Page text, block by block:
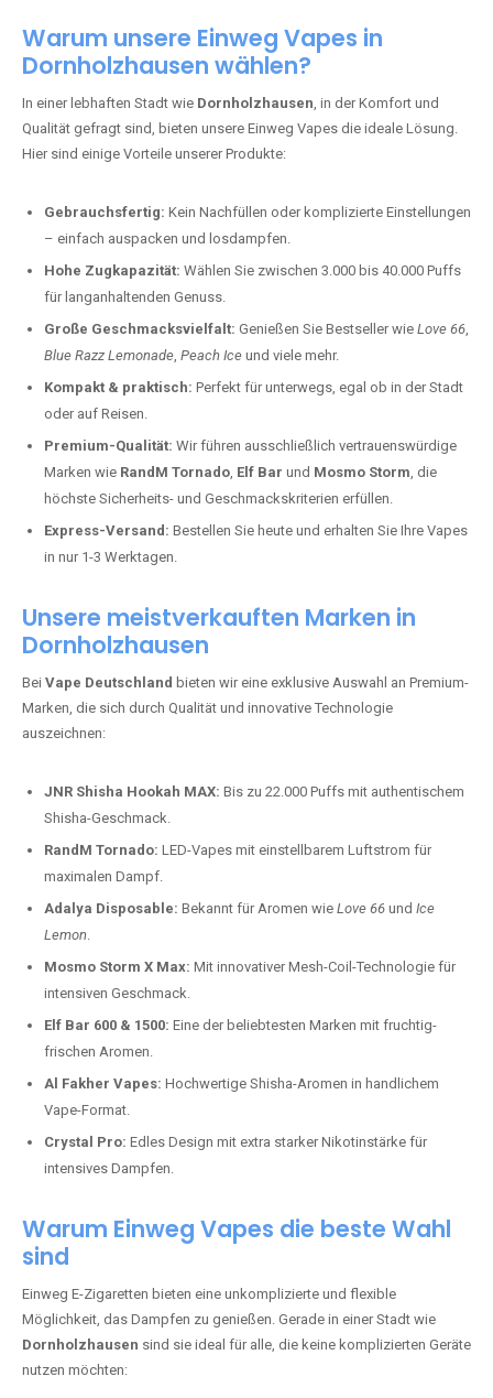
Warum unsere Einweg Vapes in
Dornholzhausen wählen?
In einer lebhaften Stadt wie Dornholzhausen, in der Komfort und
Qualität gefragt sind, bieten unsere Einweg Vapes die ideale Lösung.
Hier sind einige Vorteile unserer Produkte:
Gebrauchsfertig: Kein Nachfüllen oder komplizierte Einstellungen
– einfach auspacken und losdampfen.
Hohe Zugkapazität: Wählen Sie zwischen 3.000 bis 40.000 Puffs
für langanhaltenden Genuss.
Große Geschmacksvielfalt: Genießen Sie Bestseller wie Love 66,
Blue Razz Lemonade, Peach Ice und viele mehr.
Kompakt & praktisch: Perfekt für unterwegs, egal ob in der Stadt
oder auf Reisen.
Premium-Qualität: Wir führen ausschließlich vertrauenswürdige
Marken wie RandM Tornado, Elf Bar und Mosmo Storm, die
höchste Sicherheits- und Geschmackskriterien erfüllen.
Express-Versand: Bestellen Sie heute und erhalten Sie Ihre Vapes
in nur 1-3 Werktagen.
Unsere meistverkauften Marken in
Dornholzhausen
Bei Vape Deutschland bieten wir eine exklusive Auswahl an Premium-
Marken, die sich durch Qualität und innovative Technologie
auszeichnen:
JNR Shisha Hookah MAX: Bis zu 22.000 Puffs mit authentischem
Shisha-Geschmack.
RandM Tornado: LED-Vapes mit einstellbarem Luftstrom für
maximalen Dampf.
Adalya Disposable: Bekannt für Aromen wie Love 66 und Ice
Lemon.
Mosmo Storm X Max: Mit innovativer Mesh-Coil-Technologie für
intensiven Geschmack.
Elf Bar 600 & 1500: Eine der beliebtesten Marken mit fruchtig-
frischen Aromen.
Al Fakher Vapes: Hochwertige Shisha-Aromen in handlichem
Vape-Format.
Crystal Pro: Edles Design mit extra starker Nikotinstärke für
intensives Dampfen.
Warum Einweg Vapes die beste Wahl
sind
Einweg E-Zigaretten bieten eine unkomplizierte und flexible
Möglichkeit, das Dampfen zu genießen. Gerade in einer Stadt wie
Dornholzhausen sind sie ideal für alle, die keine komplizierten Geräte
nutzen möchten: